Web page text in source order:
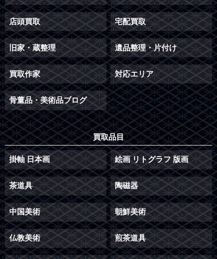
店頭買取 宅配買取
旧家・蔵整理 遺品整理・片付け
買取作家 対応エリア
骨董品・美術品ブログ
買取品目
掛軸 日本画 絵画 リトグラフ 版画
茶道具 陶磁器
中国美術 朝鮮美術
仏教美術 煎茶道具